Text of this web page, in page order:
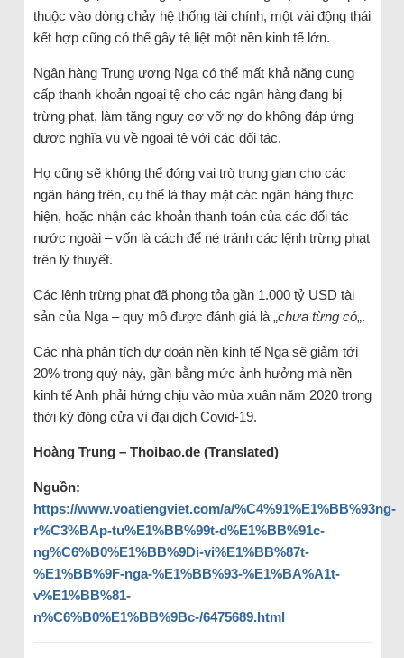
thuộc vào dòng chảy hệ thống tài chính, một vài động thái
kết hợp cũng có thể gây tê liệt một nền kinh tế lớn.
Ngân hàng Trung ương Nga có thể mất khả năng cung
cấp thanh khoản ngoại tệ cho các ngân hàng đang bị
trừng phạt, làm tăng nguy cơ vỡ nợ do không đáp ứng
được nghĩa vụ về ngoại tệ với các đối tác.
Họ cũng sẽ không thể đóng vai trò trung gian cho các
ngân hàng trên, cụ thể là thay mặt các ngân hàng thực
hiện, hoặc nhận các khoản thanh toán của các đối tác
nước ngoài – vốn là cách để né tránh các lệnh trừng phạt
trên lý thuyết.
Các lệnh trừng phạt đã phong tỏa gần 1.000 tỷ USD tài
sản của Nga – quy mô được đánh giá là „chưa từng có„.
Các nhà phân tích dự đoán nền kinh tế Nga sẽ giảm tới
20% trong quý này, gần bằng mức ảnh hưởng mà nền
kinh tế Anh phải hứng chịu vào mùa xuân năm 2020 trong
thời kỳ đóng cửa vì đại dịch Covid-19.
Hoàng Trung – Thoibao.de (Translated)
Nguồn:
https://www.voatiengviet.com/a/%C4%91%E1%BB%93ng-
r%C3%BAp-tu%E1%BB%99t-d%E1%BB%91c-
ng%C6%B0%E1%BB%9Di-vi%E1%BB%87t-
%E1%BB%9F-nga-%E1%BB%93-%E1%BA%A1t-
v%E1%BB%81-
n%C6%B0%E1%BB%9Bc-/6475689.html